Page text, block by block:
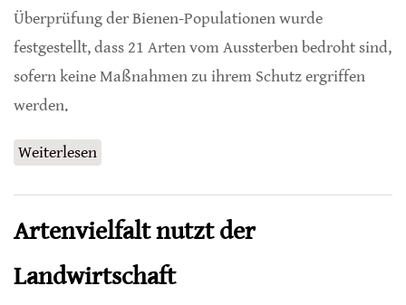
Überprüfung der Bienen-Populationen wurde
festgestellt, dass 21 Arten vom Aussterben bedroht sind,
sofern keine Maßnahmen zu ihrem Schutz ergriffen
werden.
Weiterlesen
Artenvielfalt nutzt der
Landwirtschaft